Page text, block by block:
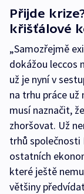
Přijde
křišťálové
„Samozřejmě
dokážou leccos
už je nyní v
na trhu práce už
musí naznačit,
zhoršovat. Už
trhů společnosti
ostatních
které ještě
většiny